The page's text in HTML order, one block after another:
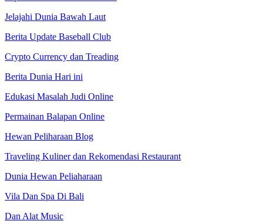
Jelajahi Dunia Bawah Laut
Berita Update Baseball Club
Crypto Currency dan Treading
Berita Dunia Hari ini
Edukasi Masalah Judi Online
Permainan Balapan Online
Hewan Peliharaan Blog
Traveling Kuliner dan Rekomendasi Restaurant
Dunia Hewan Peliaharaan
Vila Dan Spa Di Bali
Dan Alat Music